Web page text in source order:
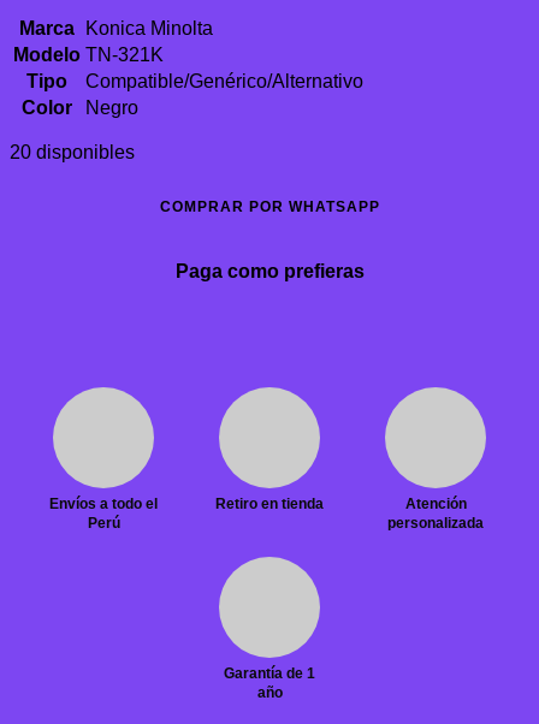
Marca
Konica Minolta
Modelo TN-321K
Tipo
Compatible/Genérico/Alternativo
Color
Negro
20 disponibles
COMPRAR POR WHATSAPP
Paga como prefieras
Envíos a todo el
Perú
Retiro en tienda
Atención
personalizada
Garantía de 1
año